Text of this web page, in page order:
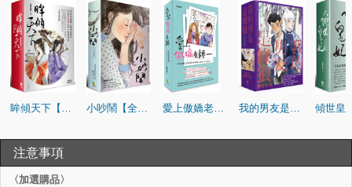
眸傾天下【全集盒裝版】 小吵鬧【全集盒裝版】 愛上傲嬌老師【全集盒裝版】 我的男友是條狼【全集盒裝版】
注意事項
〈加選購品〉